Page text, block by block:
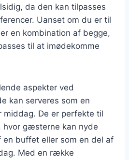
da den kan tilpasses
Uanset om du er til
en kombination af begge,
til at imødekomme
aspekter ved
kan serveres som en
middag. De er perfekte til
hvor gæsterne kan nyde
en buffet eller som en del af
Med en række